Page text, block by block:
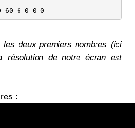
60 6 0 0 0
les deux premiers nombres (ici
résolution de notre écran est
: